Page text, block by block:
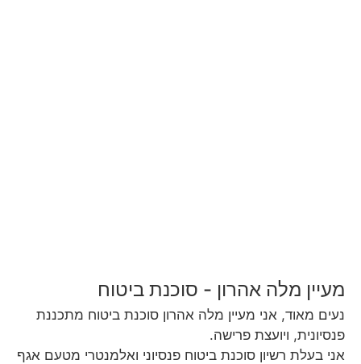
מעיין מלה אהרון - סוכנת ביטוח
נעים מאוד, אני מעיין מלה אהרון סוכנת ביטוח מתכננת
פנסיונית, ויועצת פרישה.
אני בעלת רשיון סוכנת ביטוח פנסיוני ואלמנטרי מטעם אגף